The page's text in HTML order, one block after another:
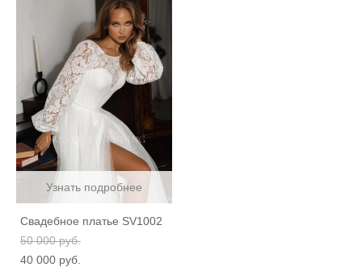
Узнать подробнее
Свадебное платье SV1002
50 000 pуб.
40 000 pуб.